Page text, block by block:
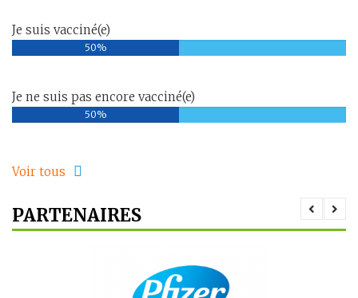
Je suis vacciné(e)
50%
Je ne suis pas encore vacciné(e)
50%
Voir tous
PARTENAIRES